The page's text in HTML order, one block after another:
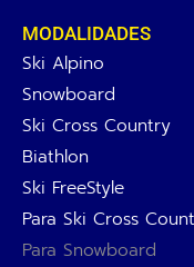
MODALIDADES
Ski Alpino
Snowboard
Ski Cross Country
Biathlon
Ski FreeStyle
Para Ski Cross
Para Snowboard